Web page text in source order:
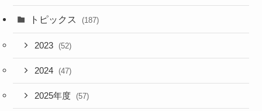
トピックス (187)
2023 (52)
2024 (47)
2025年度 (57)